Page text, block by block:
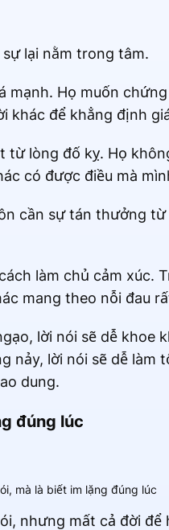
lại nằm trong tâm.
Họ muốn
khác để khẳng định
từ lòng đố kỵ. Họ
có được điều mà
cần sự tán thưởng từ
làm chủ cảm xúc.
mang theo nỗi đau
lời nói sẽ dễ khoe
nảy, lời nói sẽ dễ làm
dung.
đúng lúc
mà là biết im lặng đúng lúc
nhưng mất cả đời để